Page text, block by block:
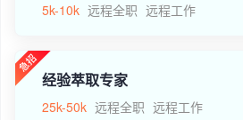
5k-10k 远程全职 远程工作
经验萃取专家
25k-50k 远程全职 远程工作